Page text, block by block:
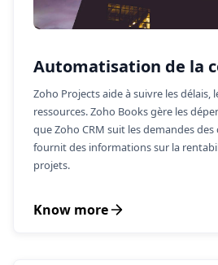
Automatisation de la
Zoho Projects aide à suivre les délais,
ressources. Zoho Books gère les
que Zoho CRM suit les demandes
fournit des informations sur la
projets.
Know more